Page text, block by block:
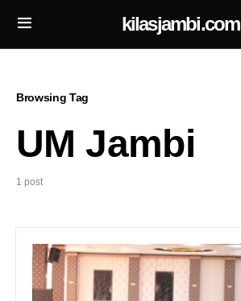
kilasjambi.com
Browsing Tag
UM Jambi
1 post